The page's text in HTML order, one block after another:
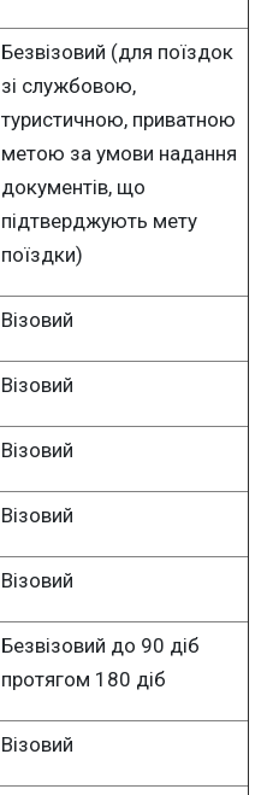
Безвізовий (для поїздок
зі службовою,
туристичною, приватною
метою за умови надання
документів, що
підтверджують мету
поїздки)
Візовий
Візовий
Візовий
Візовий
Візовий
Безвізовий до 90 діб
протягом 180 діб
Візовий